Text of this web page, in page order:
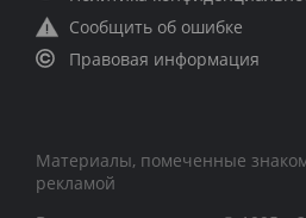
Сообщить об ошибке
Правовая информация
Материалы, помеченные
рекламой